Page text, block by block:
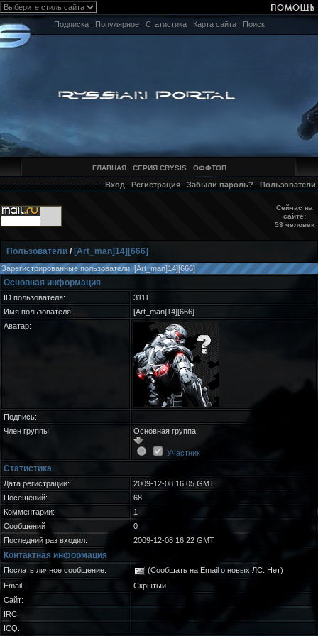
Подписка Популярное Статистика Карта сайта Поиск
ГЛАВНАЯ СЕРИЯ CRYSIS ОФФТОП
Вход Регистрация Забыли пароль? Пользователи
Сейчас на
сайте:
53 человек
Пользователи / [Art_man]14][666]
Зарегистрированные пользователи: [Art_man]14][666]
Основная информация
ID пользователя:
3111
Имя пользователя:
[Art_man]14][666]
Аватар:
Подпись:
Член группы:
Основная группа:
Участник
Статистика
Дата регистрации:
2009-12-08 16:05 GMT
Посещений:
68
Комментарии:
1
Сообщений
0
Последний раз входил:
2009-12-08 16:22 GMT
Контактная информация
Послать личное сообщение:
(Сообщать на Email о новых ЛС: Нет)
Email:
Скрытый
Сайт:
IRC:
ICQ: